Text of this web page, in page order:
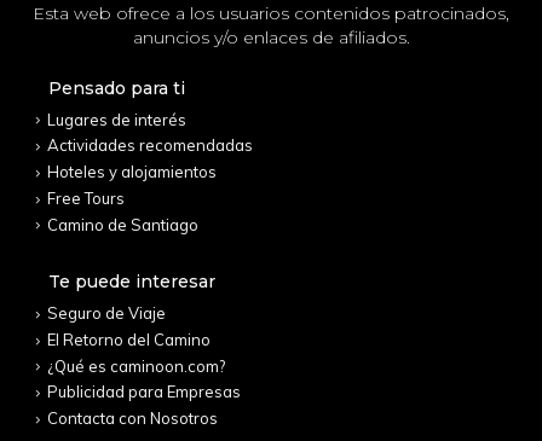
Esta web ofrece a los usuarios contenidos patrocinados,
anuncios y/o enlaces de afiliados.
Pensado para ti
Lugares de interés
Actividades recomendadas
Hoteles y alojamientos
Free Tours
Camino de Santiago
Te puede interesar
Seguro de Viaje
El Retorno del Camino
¿Qué es caminoon.com?
Publicidad para Empresas
Contacta con Nosotros